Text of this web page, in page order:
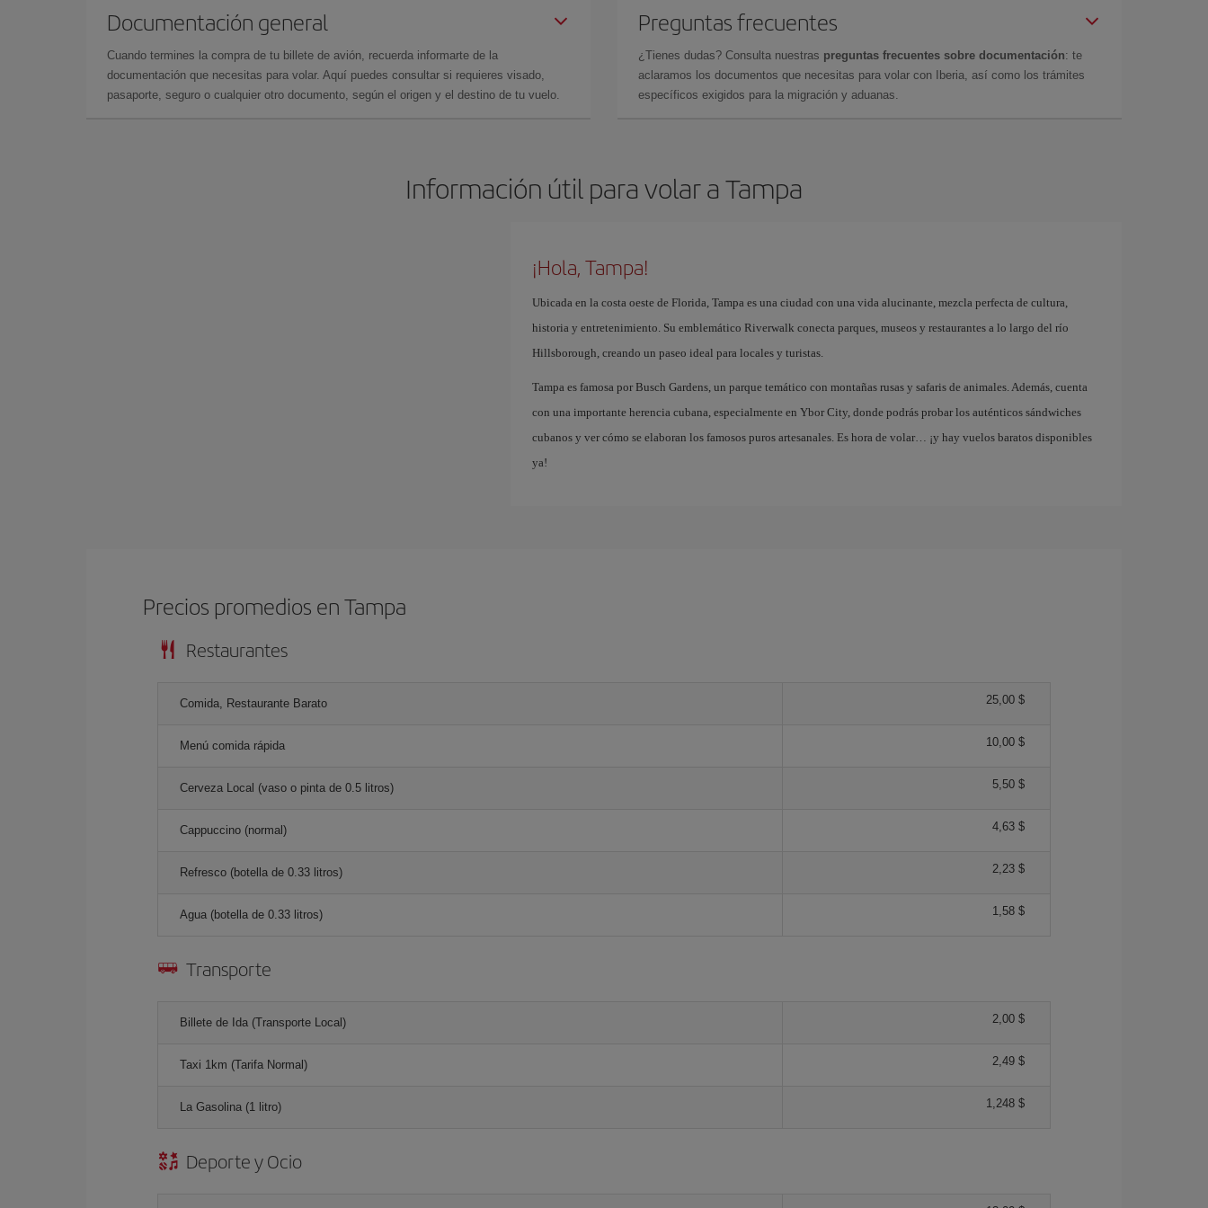
Documentación general
Cuando termines la compra de tu billete de avión, recuerda informarte de la
documentación que necesitas para volar. Aquí puedes consultar si requieres visado,
pasaporte, seguro o cualquier otro documento, según el origen y el destino de tu vuelo.
Preguntas frecuentes
¿Tienes dudas? Consulta nuestras preguntas frecuentes sobre documentación: te
aclaramos los documentos que necesitas para volar con Iberia, así como los trámites
específicos exigidos para la migración y aduanas.
Información útil para volar a Tampa
¡Hola, Tampa!
Ubicada en la costa oeste de Florida, Tampa es una ciudad con una vida alucinante, mezcla perfecta de cultura,
historia y entretenimiento. Su emblemático Riverwalk conecta parques, museos y restaurantes a lo largo del río
Hillsborough, creando un paseo ideal para locales y turistas.
Tampa es famosa por Busch Gardens, un parque temático con montañas rusas y safaris de animales. Además, cuenta
con una importante herencia cubana, especialmente en Ybor City, donde podrás probar los auténticos sándwiches
cubanos y ver cómo se elaboran los famosos puros artesanales. Es hora de volar… ¡y hay vuelos baratos disponibles
ya!
Precios promedios en Tampa
Restaurantes
Comida, Restaurante Barato 25,00 $
Menú comida rápida 10,00 $
Cerveza Local (vaso o pinta de 0.5 litros) 5,50 $
Cappuccino (normal) 4,63 $
Refresco (botella de 0.33 litros) 2,23 $
Agua (botella de 0.33 litros) 1,58 $
Transporte
Billete de Ida (Transporte Local) 2,00 $
Taxi 1km (Tarifa Normal) 2,49 $
La Gasolina (1 litro) 1,248 $
Deporte y Ocio